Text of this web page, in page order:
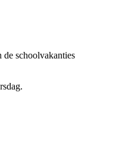
de schoolvakanties